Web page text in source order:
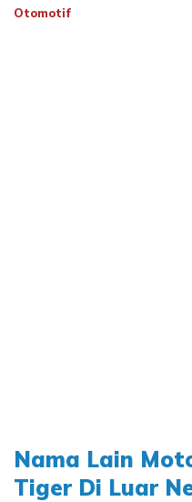
Otomotif
Nama Lain
Tiger Di Luar